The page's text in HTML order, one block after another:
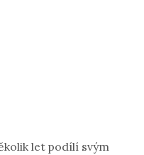
let podílí svým